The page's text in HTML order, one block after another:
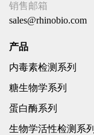
销售邮箱
sales@rhinobio.com
产品
内毒素检测系列
糖生物学系列
蛋白酶系列
生物学活性检测系列